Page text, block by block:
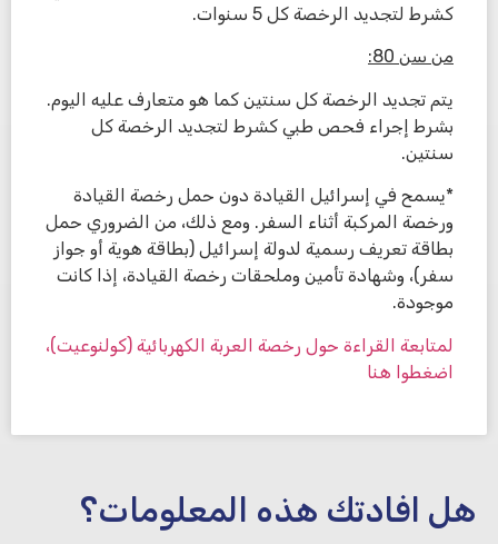
كشرط لتجديد الرخصة كل 5 سنوات.
من سن 80:
يتم تجديد الرخصة كل سنتين كما هو متعارف عليه اليوم.
بشرط إجراء فحص طبي كشرط لتجديد الرخصة كل
سنتين.
*يسمح في إسرائيل القيادة دون حمل رخصة القيادة
ورخصة المركبة أثناء السفر. ومع ذلك، من الضروري حمل
بطاقة تعريف رسمية لدولة إسرائيل (بطاقة هوية أو جواز
سفر)، وشهادة تأمين وملحقات رخصة القيادة، إذا كانت
موجودة.
لمتابعة القراءة حول رخصة العربة الكهربائية (كولنوعيت)،
اضغطوا هنا
هل افادتك هذه المعلومات؟